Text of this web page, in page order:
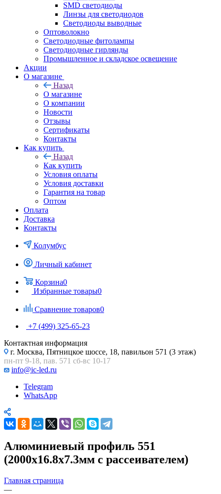
SMD светодиоды
Линзы для светодиодов
Светодиоды выводные
Оптоволокно
Светодиодные фитолампы
Светодиодные гирлянды
Промышленное и складское освещение
Акции
О магазине
Назад
О магазине
О компании
Новости
Отзывы
Сертификаты
Контакты
Как купить
Назад
Как купить
Условия оплаты
Условия доставки
Гарантия на товар
Оптом
Оплата
Доставка
Контакты
Колумбус
Личный кабинет
Корзина0
Избранные товары0
Сравнение товаров0
+7 (499) 325-65-23
Контактная информация
г. Москва, Пятницкое шоссе, 18, павильон 571 (3 этаж)
пн-пт 9-18, пав. 571 сб-вс 10-17
info@ic-led.ru
Telegram
WhatsApp
Алюминиевый профиль 551
(2000х16.8х7.3мм с рассеивателем)
Главная страница
—